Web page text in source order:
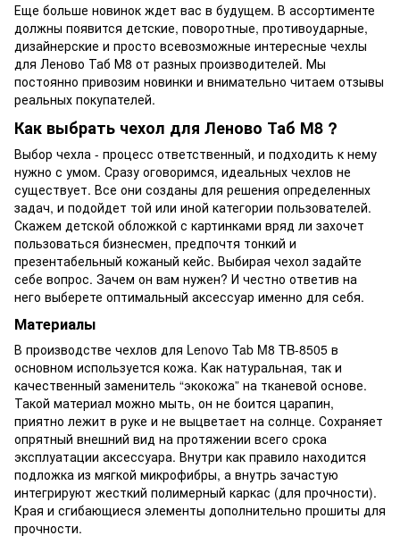
Еще больше новинок ждет вас в будущем. В ассортименте
должны появится детские, поворотные, противоударные,
дизайнерские и просто всевозможные интересные чехлы
для Леново Таб М8 от разных производителей. Мы
постоянно привозим новинки и внимательно читаем отзывы
реальных покупателей.
Как выбрать чехол для Леново Таб М8 ?
Выбор чехла - процесс ответственный, и подходить к нему
нужно с умом. Сразу оговоримся, идеальных чехлов не
существует. Все они созданы для решения определенных
задач, и подойдет той или иной категории пользователей.
Скажем детской обложкой с картинками вряд ли захочет
пользоваться бизнесмен, предпочтя тонкий и
презентабельный кожаный кейс. Выбирая чехол задайте
себе вопрос. Зачем он вам нужен? И честно ответив на
него выберете оптимальный аксессуар именно для себя.
Материалы
В производстве чехлов для Lenovo Tab M8 TB-8505 в
основном используется кожа. Как натуральная, так и
качественный заменитель “экокожа” на тканевой основе.
Такой материал можно мыть, он не боится царапин,
приятно лежит в руке и не выцветает на солнце. Сохраняет
опрятный внешний вид на протяжении всего срока
эксплуатации аксессуара. Внутри как правило находится
подложка из мягкой микрофибры, а внутрь зачастую
интегрируют жесткий полимерный каркас (для прочности).
Края и сгибающиеся элементы дополнительно прошиты для
прочности.